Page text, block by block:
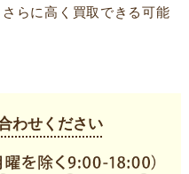
らに高く買取できる可能
わせください